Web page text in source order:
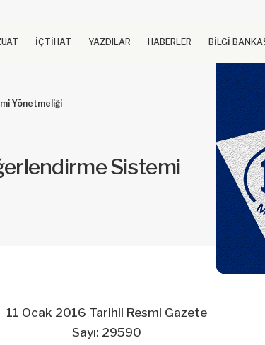
İÇTİHAT YAZDILAR HABERLER BİLGİ
Yönetmeliği
Sistemi
11 Ocak 2016 Tarihli Resmi Gazete
Sayı: 29590